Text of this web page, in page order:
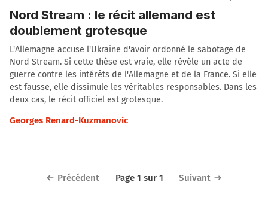
Nord Stream : le récit allemand est
doublement grotesque
L'Allemagne accuse l'Ukraine d'avoir ordonné le sabotage de
Nord Stream. Si cette thèse est vraie, elle révèle un acte de
guerre contre les intérêts de l'Allemagne et de la France. Si elle
est fausse, elle dissimule les véritables responsables. Dans les
deux cas, le récit officiel est grotesque.
Georges Renard-Kuzmanovic
Précédent Page 1 sur 1 Suivant